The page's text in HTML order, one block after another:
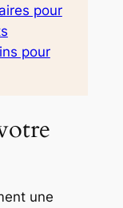
pour
pour
une